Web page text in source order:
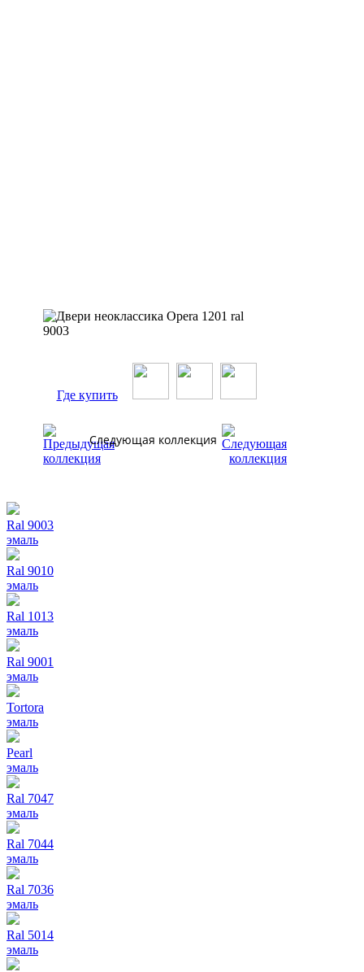
Где купить
Следующая коллекция
Ral 9003
эмаль
Ral 9010
эмаль
Ral 1013
эмаль
Ral 9001
эмаль
Tortora
эмаль
Pearl
эмаль
Ral 7047
эмаль
Ral 7044
эмаль
Ral 7036
эмаль
Ral 5014
эмаль